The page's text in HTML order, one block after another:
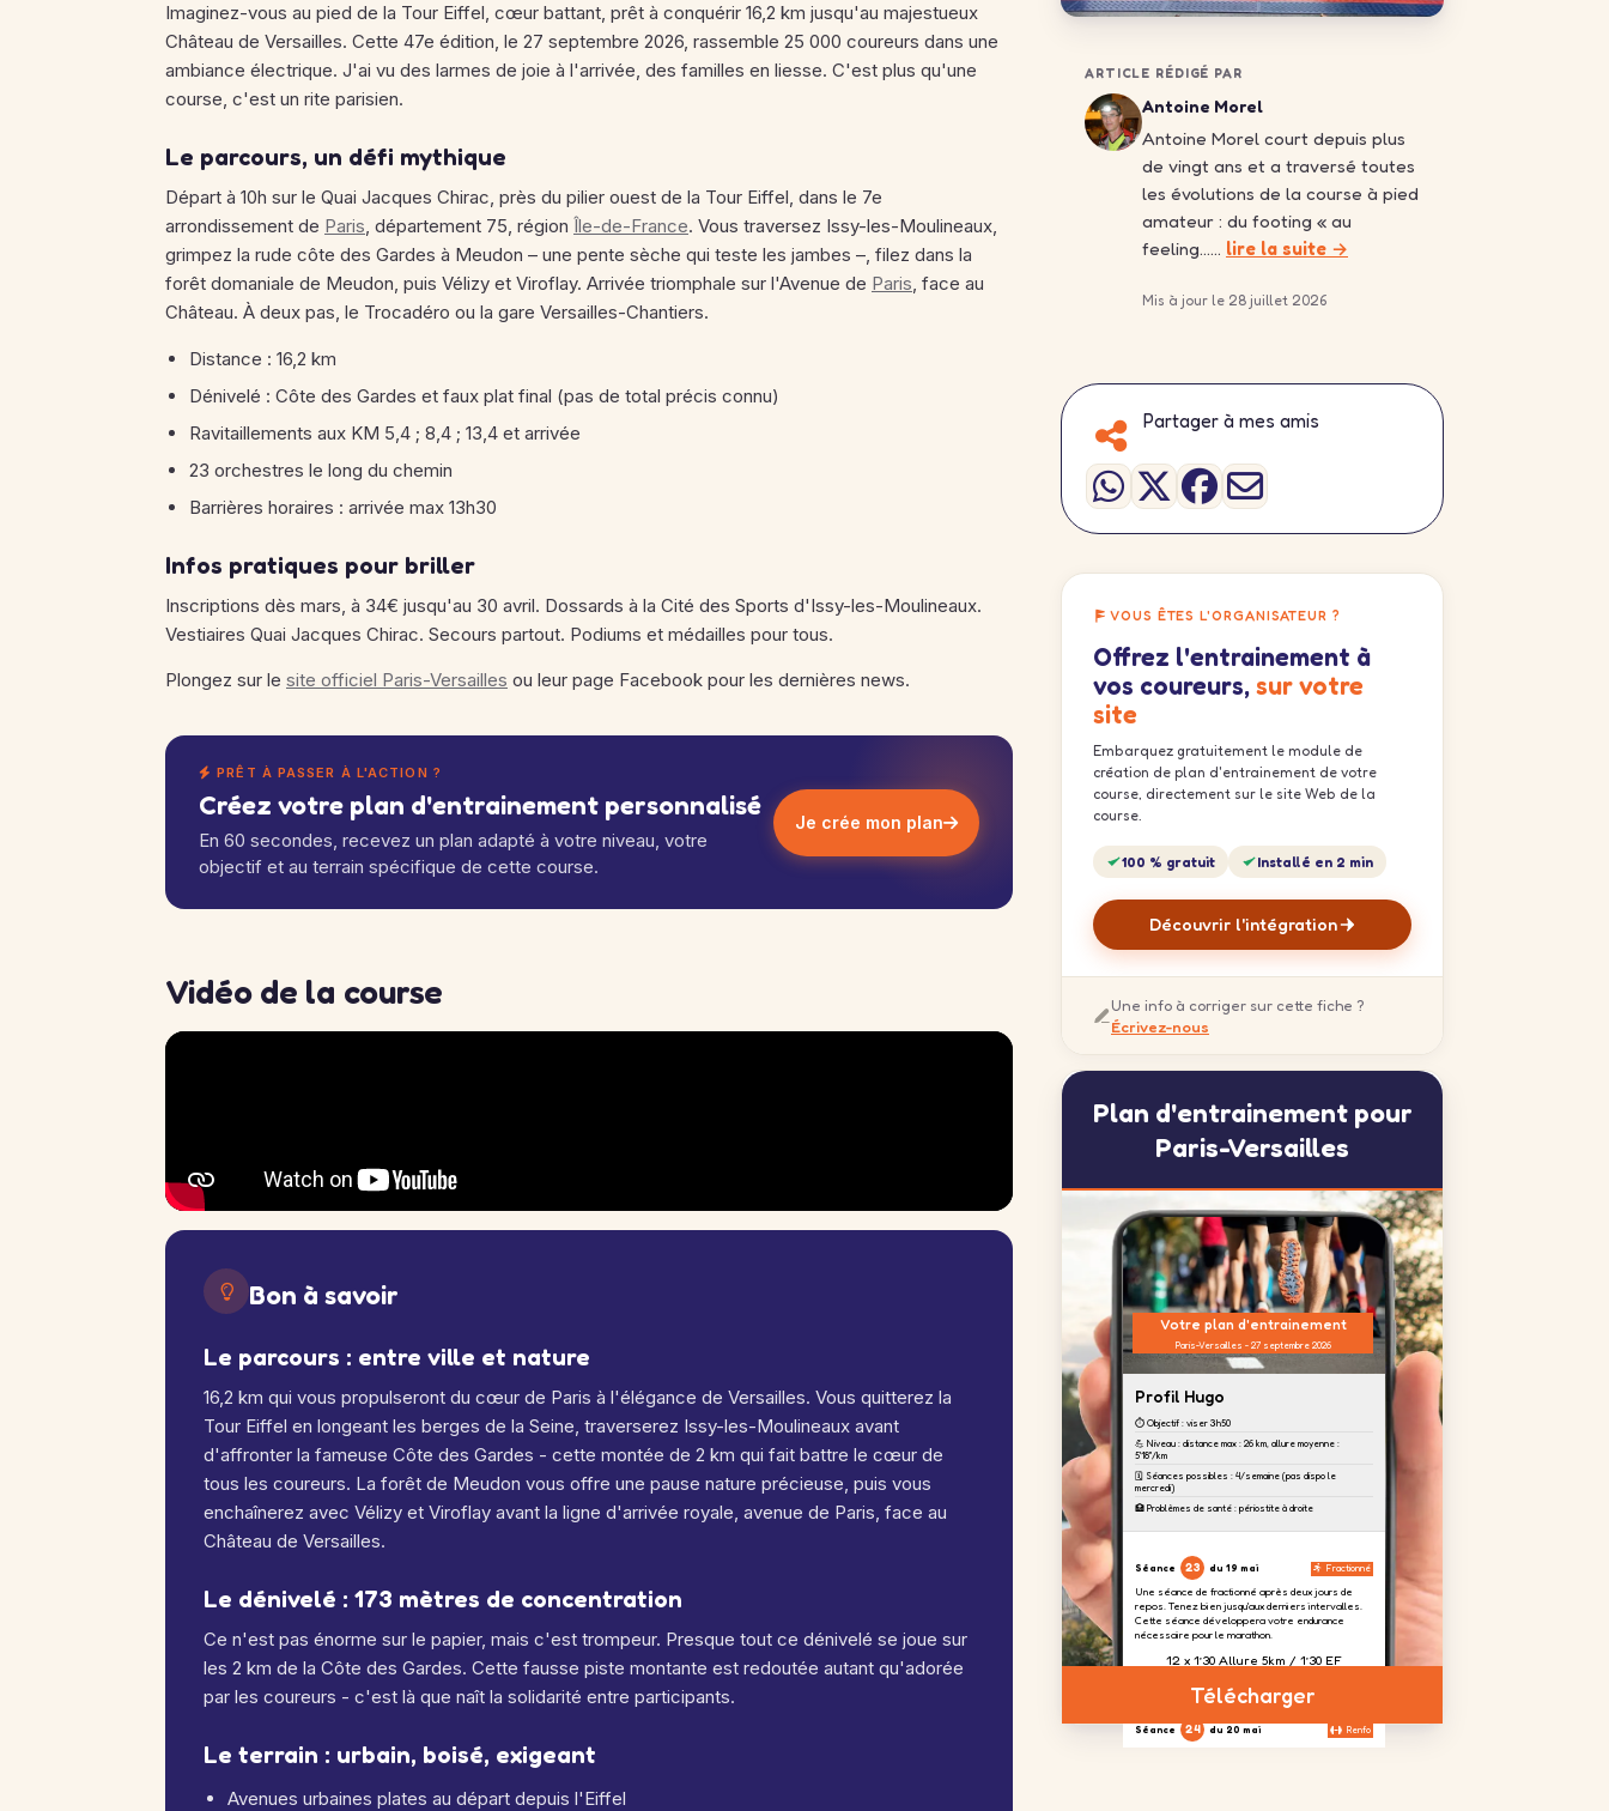
Imaginez-vous au pied de la Tour Eiffel, cœur battant, prêt à conquérir 16,2 km jusqu'au majestueux
Château de Versailles. Cette 47e édition, le 27 septembre 2026, rassemble 25 000 coureurs dans une
ambiance électrique. J'ai vu des larmes de joie à l'arrivée, des familles en liesse. C'est plus qu'une
course, c'est un rite parisien.
Le parcours, un défi mythique
Départ à 10h sur le Quai Jacques Chirac, près du pilier ouest de la Tour Eiffel, dans le 7e
arrondissement de Paris, département 75, région Île-de-France. Vous traversez Issy-les-Moulineaux,
grimpez la rude côte des Gardes à Meudon – une pente sèche qui teste les jambes –, filez dans la
forêt domaniale de Meudon, puis Vélizy et Viroflay. Arrivée triomphale sur l'Avenue de Paris, face au
Château. À deux pas, le Trocadéro ou la gare Versailles-Chantiers.
Distance : 16,2 km
Dénivelé : Côte des Gardes et faux plat final (pas de total précis connu)
Ravitaillements aux KM 5,4 ; 8,4 ; 13,4 et arrivée
23 orchestres le long du chemin
Barrières horaires : arrivée max 13h30
Infos pratiques pour briller
Inscriptions dès mars, à 34€ jusqu'au 30 avril. Dossards à la Cité des Sports d'Issy-les-Moulineaux.
Vestiaires Quai Jacques Chirac. Secours partout. Podiums et médailles pour tous.
Plongez sur le site officiel Paris-Versailles ou leur page Facebook pour les dernières news.
PRÊT À PASSER À L'ACTION ?
Créez votre plan d'entrainement personnalisé
En 60 secondes, recevez un plan adapté à votre niveau, votre
objectif et au terrain spécifique de cette course.
Je crée mon plan
Vidéo de la course
Bon à savoir
Le parcours : entre ville et nature
16,2 km qui vous propulseront du cœur de Paris à l'élégance de Versailles. Vous quitterez la
Tour Eiffel en longeant les berges de la Seine, traverserez Issy-les-Moulineaux avant
d'affronter la fameuse Côte des Gardes - cette montée de 2 km qui fait battre le cœur de
tous les coureurs. La forêt de Meudon vous offre une pause nature précieuse, puis vous
enchaînerez avec Vélizy et Viroflay avant la ligne d'arrivée royale, avenue de Paris, face au
Château de Versailles.
Le dénivelé : 173 mètres de concentration
Ce n'est pas énorme sur le papier, mais c'est trompeur. Presque tout ce dénivelé se joue sur
les 2 km de la Côte des Gardes. Cette fausse piste montante est redoutée autant qu'adorée
par les coureurs - c'est là que naît la solidarité entre participants.
Le terrain : urbain, boisé, exigeant
Avenues urbaines plates au départ depuis l'Eiffel
ARTICLE RÉDIGÉ PAR
Antoine Morel
Antoine Morel court depuis plus
de vingt ans et a traversé toutes
les évolutions de la course à pied
amateur : du footing « au
feeling…… lire la suite →
Mis à jour le 28 juillet 2026
Partager à mes amis
VOUS ÊTES L'ORGANISATEUR ?
Offrez l'entrainement à
vos coureurs, sur votre
site
Embarquez gratuitement le module de
création de plan d'entrainement de votre
course, directement sur le site Web de la
course.
100 % gratuit Installé en 2 min
Découvrir l'intégration
Une info à corriger sur cette fiche ?
Écrivez-nous
Plan d'entrainement pour
Paris-Versailles
Votre plan d'entrainement
Paris-Versailles - 27 septembre 2026
Profil Hugo
⏱️ Objectif : viser 3h50
💪 Niveau : distance max : 26 km, allure moyenne :
5'18''/km
🗓️ Séances possibles : 4/semaine (pas dispo le
mercredi)
🏥 Problèmes de santé : périostite à droite
Séance 23 du 19 mai Fractionné
Une séance de fractionné après deux jours de
repos. Tenez bien jusqu'aux derniers intervalles.
Cette séance développera votre endurance
nécessaire pour le marathon.
12 x 1’30 Allure 5km / 1’30 EF
Séance 24 du 20 mai Renfo
Télécharger